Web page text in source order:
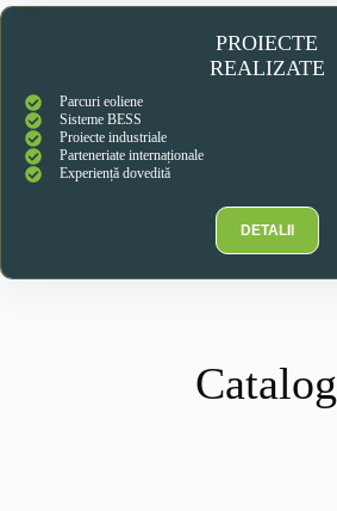
PROIECTE
REALIZATE
Parcuri eoliene
Sisteme BESS
Proiecte industriale
Parteneriate internaționale
Experiență dovedită
DETALII
Catalog